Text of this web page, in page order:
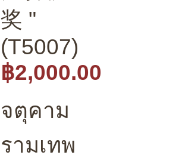
奖 "
(T5007)
฿2,000.00
จตุคาม
รามเทพ